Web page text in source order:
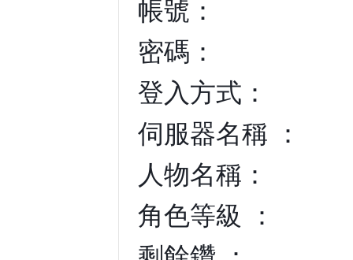
帳號：
密碼：
登入方式：
伺服器名稱 ：
人物名稱：
角色等級 ：